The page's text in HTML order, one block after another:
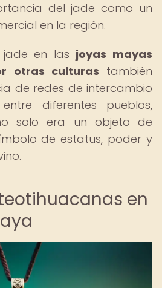
del jade como un
en la región.
en las joyas mayas
otras culturas también
de redes de intercambio
diferentes pueblos,
solo era un objeto de
de estatus, poder y
en